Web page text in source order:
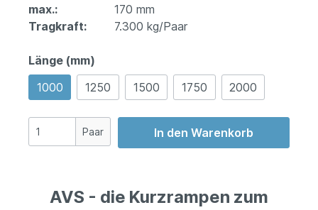
max.:
170 mm
Tragkraft:
7.300 kg/Paar
Länge (mm)
1000
1250 1500 1750 2000
Paar In den Warenkorb
AVS - die Kurzrampen zum